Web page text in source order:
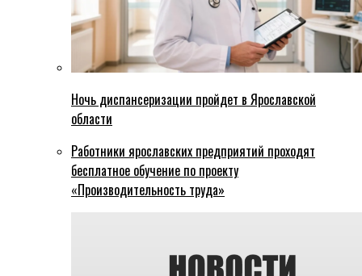
Ночь диспансеризации пройдет в Ярославской
области
Работники ярославских предприятий проходят
бесплатное обучение по проекту
«Производительность труда»